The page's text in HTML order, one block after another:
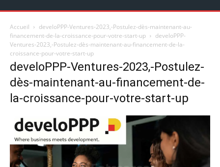
Accueil
develoPPP-Ventures-2023,-Postulez-dès-maintenant-au-
financement-de-la-croissance-pour-votre-start-up
develoPPP-
Ventures-2023,-Postulez-dès-maintenant-au-financement-de-la-
croissance-pour-votre-start-up
develoPPP-Ventures-2023,-Postulez-
dès-maintenant-au-financement-de-
la-croissance-pour-votre-start-up